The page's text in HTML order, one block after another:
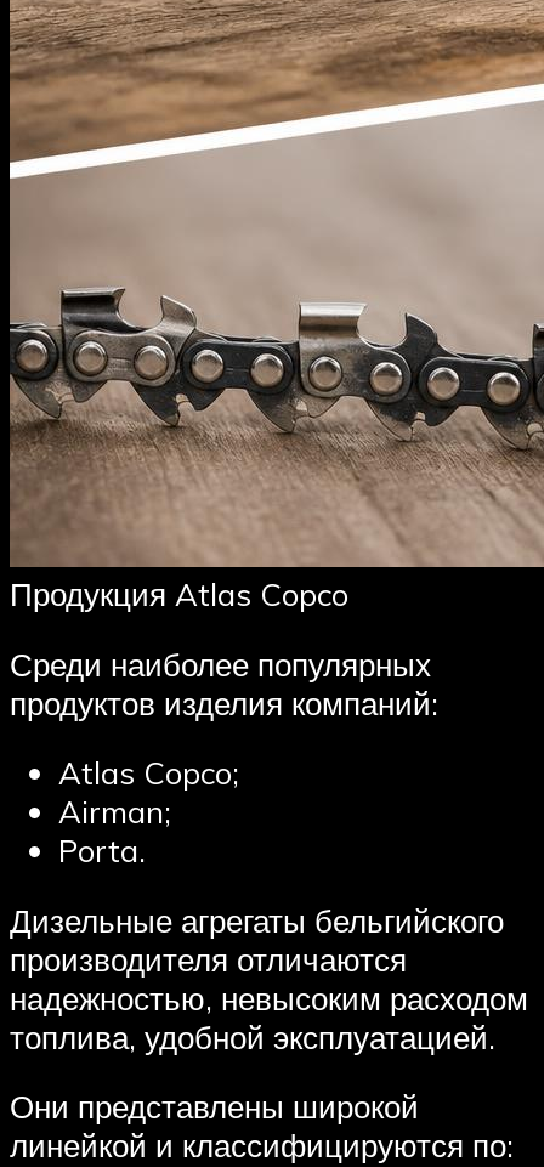
Продукция Atlas Copco
Среди наиболее популярных
продуктов изделия компаний:
Atlas Copco;
Airman;
Porta.
Дизельные агрегаты бельгийского
производителя отличаются
надежностью, невысоким расходом
топлива, удобной эксплуатацией.
Они представлены широкой
линейкой и классифицируются по: